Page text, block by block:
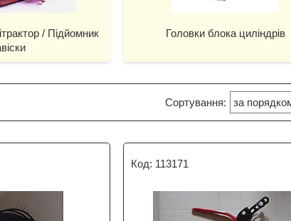
/ Підйомник
Головки блока циліндрів
113171